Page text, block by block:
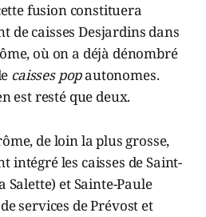
fusion constituera
de caisses Desjardins dans
où on a déjà dénombré
caisses popautonomes.
est resté que deux.
de loin la plus grosse,
intégré les caisses de Saint-
Salette) et Sainte-Paule
services de Prévost et